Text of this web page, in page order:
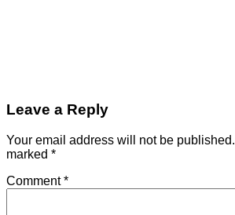
Leave a Reply
Your email address will not be published.
marked *
Comment*